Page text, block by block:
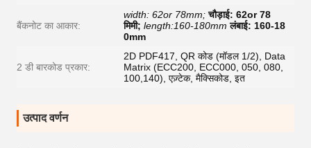
बैंकनोट का आकार:
width: 62or 78mm; चौड़ाई: 62or 78
मिमी; length:160-180mm लंबाई: 160-18
0mm
2 डी बारकोड प्रकार:
2D PDF417, QR कोड (मॉडल 1/2), Data
Matrix (ECC200, ECC000, 050, 080,
100,140), एज़्टेक, मैक्सिकोड, इत
उत्पाद वर्णन